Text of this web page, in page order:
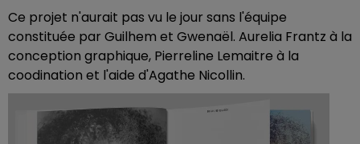
Ce projet n'aurait pas vu le jour sans l'équipe
constituée par Guilhem et Gwenaël. Aurelia Frantz à la
conception graphique, Pierreline Lemaitre à la
coodination et l'aide d'Agathe Nicollin.